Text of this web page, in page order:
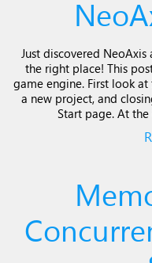
Just discovered
the right place! This
game engine. First look
a new project, and
Start page. At